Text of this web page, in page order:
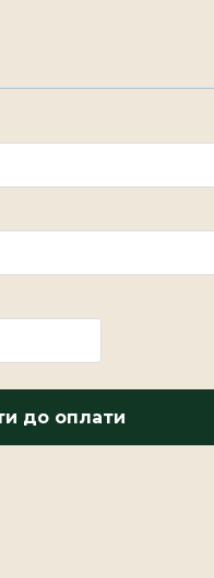
до оплати